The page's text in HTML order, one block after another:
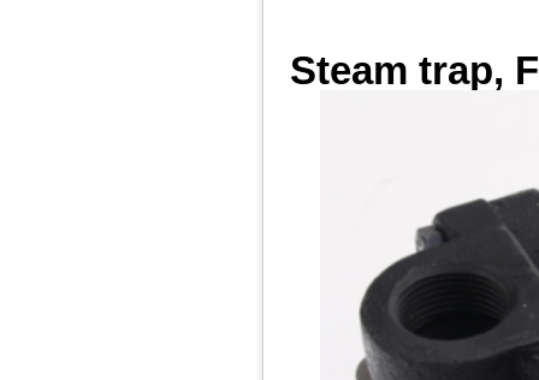
Steam trap,